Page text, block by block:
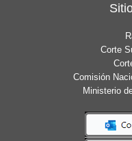
Corte
Comisión
Ministerio